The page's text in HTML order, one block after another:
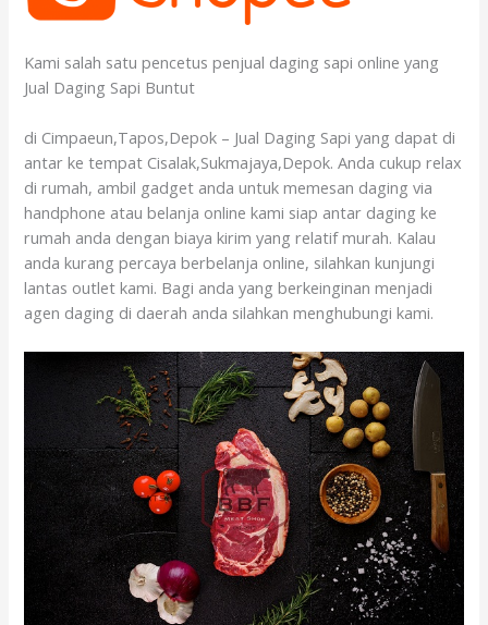
Kami salah satu pencetus penjual daging sapi online yang
Jual Daging Sapi Buntut
di Cimpaeun,Tapos,Depok – Jual Daging Sapi yang dapat di
antar ke tempat Cisalak,Sukmajaya,Depok. Anda cukup relax
di rumah, ambil gadget anda untuk memesan daging via
handphone atau belanja online kami siap antar daging ke
rumah anda dengan biaya kirim yang relatif murah. Kalau
anda kurang percaya berbelanja online, silahkan kunjungi
lantas outlet kami. Bagi anda yang berkeinginan menjadi
agen daging di daerah anda silahkan menghubungi kami.